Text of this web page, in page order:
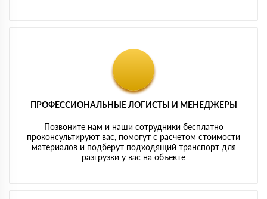
ПРОФЕССИОНАЛЬНЫЕ ЛОГИСТЫ И МЕНЕДЖЕРЫ
Позвоните нам и наши сотрудники бесплатно
проконсультируют вас, помогут с расчетом стоимости
материалов и подберут подходящий транспорт для
разгрузки у вас на объекте